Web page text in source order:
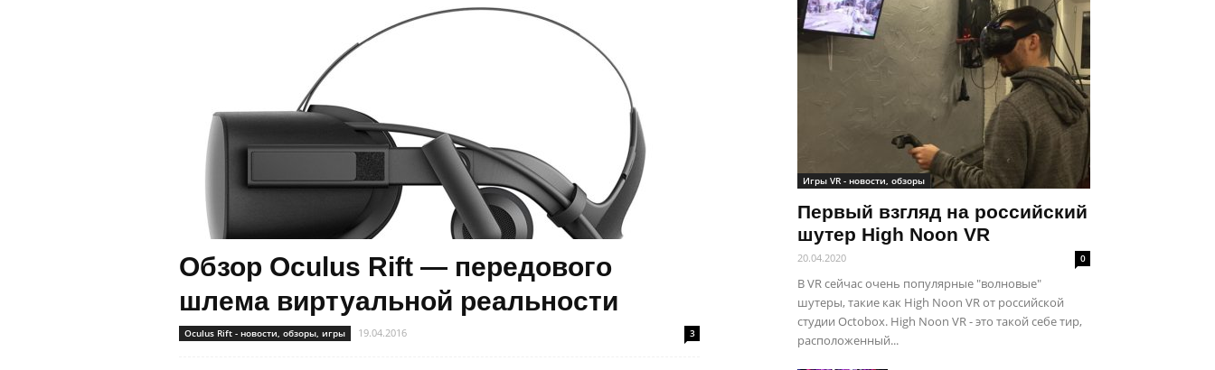
Обзор Oculus Rift — передового
шлема виртуальной реальности
Oculus Rift - новости, обзоры, игры 19.04.2016 3
Игры VR - новости, обзоры
Первый взгляд на российский
шутер High Noon VR
20.04.2020 0
В VR сейчас очень популярные "волновые"
шутеры, такие как High Noon VR от российской
студии Octobox. High Noon VR - это такой себе тир,
расположенный...